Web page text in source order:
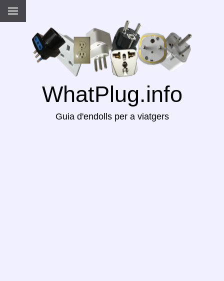
WhatPlug.info
Guia d'endolls per a viatgers